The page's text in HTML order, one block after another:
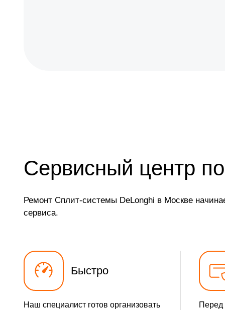
Сервисный центр
Ремонт Сплит-системы DeLonghi в Москве
сервиса.
Быстро
Наш специалист готов организовать
Перед